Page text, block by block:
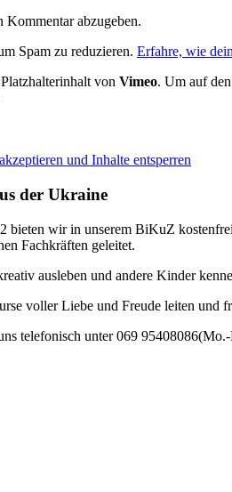
Kommentar abzugeben.
Spam zu reduzieren. Erfahre, wie
von Vimeo. Um auf
und Inhalte entsperren
der Ukraine
bieten wir in unserem BiKuZ
Fachkräften geleitet.
ausleben und andere Kinder
voller Liebe und Freude leiten und
telefonisch unter 069